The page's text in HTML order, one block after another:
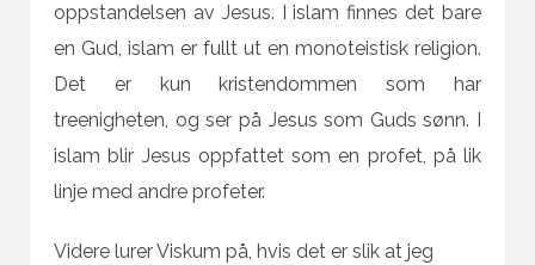
oppstandelsen av Jesus. I islam finnes det bare
en Gud, islam er fullt ut en monoteistisk religion.
Det er kun kristendommen som har
treenigheten, og ser på Jesus som Guds sønn. I
islam blir Jesus oppfattet som en profet, på lik
linje med andre profeter.
Videre lurer Viskum på, hvis det er slik at jeg